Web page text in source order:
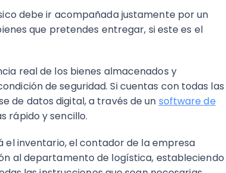
debe ir acompañada justamente por un
que pretendes entregar, si este es el
real de los bienes almacenados y
de seguridad. Si cuentas con todas las
de datos digital, a través de un software de
rápido y sencillo.
el inventario, el contador de la empresa
al departamento de logística, estableciendo